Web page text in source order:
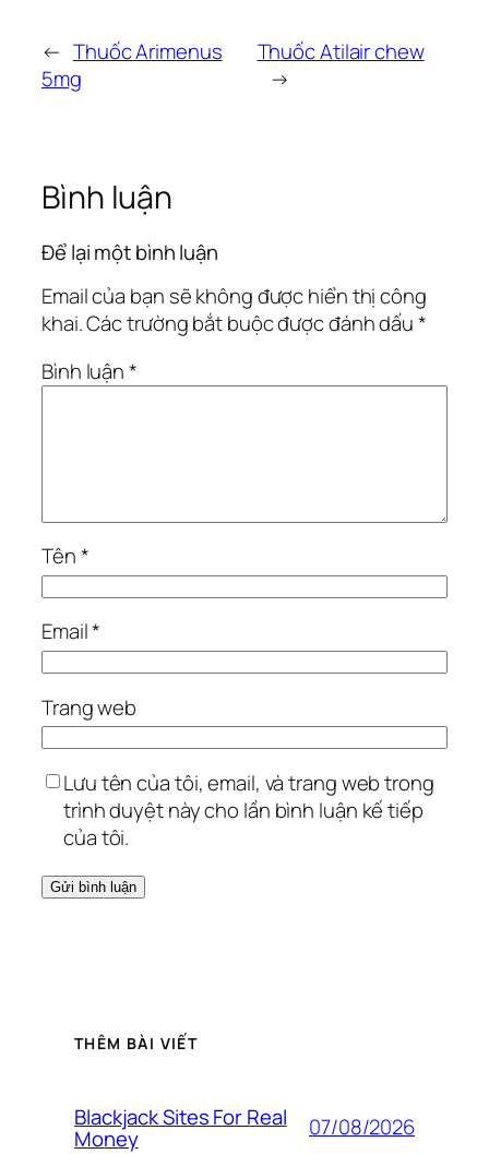
← Thuốc Arimenus
5mg
Thuốc Atilair chew
→
Bình luận
Để lại một bình luận
Email của bạn sẽ không được hiển thị công
khai.Các trường bắt buộc được đánh dấu*
Bình luận*
Tên*
Email*
Trang web
Lưu tên của tôi, email, và trang web trong
trình duyệt này cho lần bình luận kế tiếp
của tôi.
THÊM BÀI VIẾT
Blackjack Sites For Real
Money 07/08/2026